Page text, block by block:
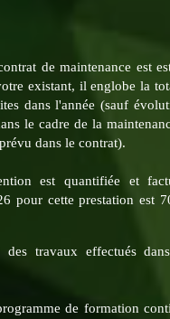
de maintenance est
existant, il englobe la
dans l'année (sauf
le cadre de la
dans le contrat).
est quantifiée et
pour cette prestation est
travaux effectués
de formation